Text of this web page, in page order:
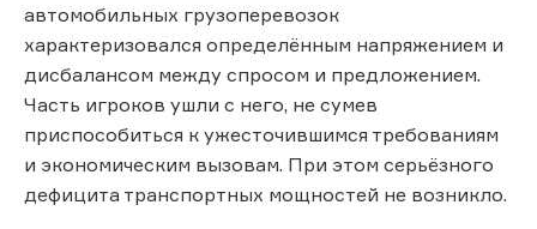
автомобильных грузоперевозок
характеризовался определённым напряжением и
дисбалансом между спросом и предложением.
Часть игроков ушли с него, не сумев
приспособиться к ужесточившимся требованиям
и экономическим вызовам. При этом серьёзного
дефицита транспортных мощностей не возникло.